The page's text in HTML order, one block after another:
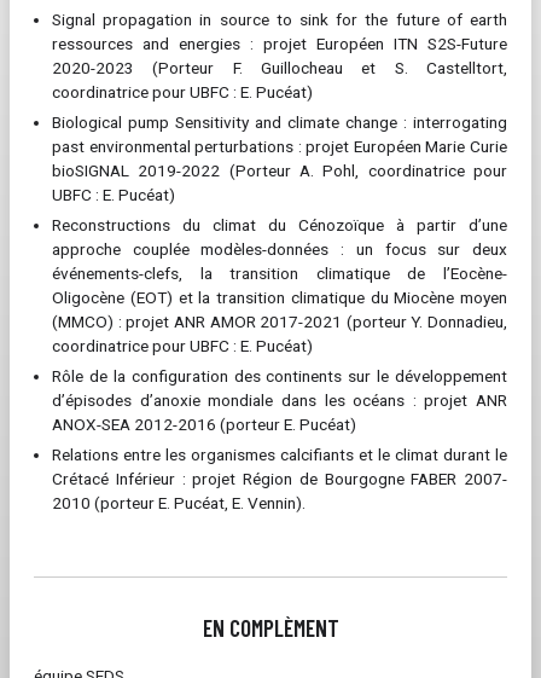
Signal propagation in source to sink for the future of earth
ressources and energies : projet Européen ITN S2S-Future
2020-2023 (Porteur F. Guillocheau et S. Castelltort,
coordinatrice pour UBFC : E. Pucéat)
Biological pump Sensitivity and climate change : interrogating
past environmental perturbations : projet Européen Marie Curie
bioSIGNAL 2019-2022 (Porteur A. Pohl, coordinatrice pour
UBFC : E. Pucéat)
Reconstructions du climat du Cénozoïque à partir d’une
approche couplée modèles-données : un focus sur deux
événements-clefs, la transition climatique de l’Eocène-
Oligocène (EOT) et la transition climatique du Miocène moyen
(MMCO) : projet ANR AMOR 2017-2021 (porteur Y. Donnadieu,
coordinatrice pour UBFC : E. Pucéat)
Rôle de la configuration des continents sur le développement
d’épisodes d’anoxie mondiale dans les océans : projet ANR
ANOX-SEA 2012-2016 (porteur E. Pucéat)
Relations entre les organismes calcifiants et le climat durant le
Crétacé Inférieur : projet Région de Bourgogne FABER 2007-
2010 (porteur E. Pucéat, E. Vennin).
EN COMPLÈMENT